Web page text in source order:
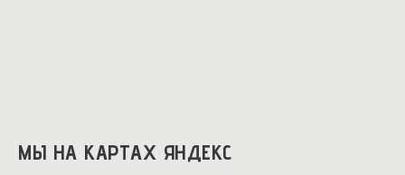
МЫ НА КАРТАХ ЯНДЕКС